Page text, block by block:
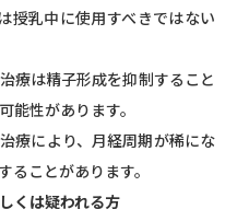
授乳中に使用すべきではない
療は精子形成を抑制すること
能性があります。
療により、月経周期が稀にな
ることがあります。
くは疑われる方